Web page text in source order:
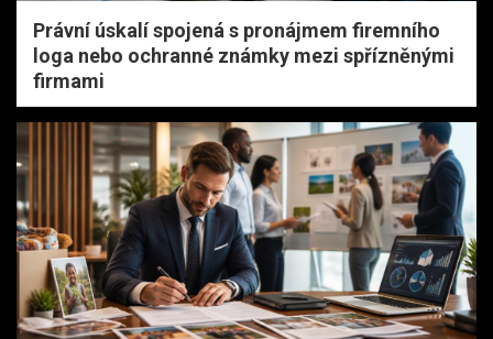
Právní úskalí spojená s pronájmem firemního
loga nebo ochranné známky mezi spřízněnými
firmami